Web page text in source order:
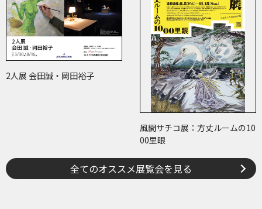
2人展 会田誠・岡田裕子
風間サチコ展：方丈ルームの10
00里眼
全てのオススメ展覧会を見る